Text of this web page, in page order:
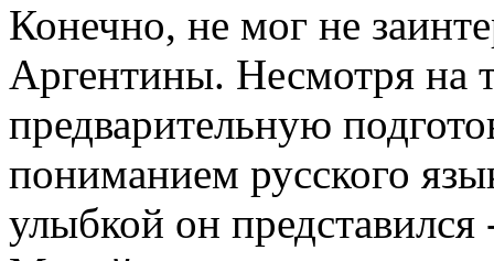
Конечно, не мог не
Аргентины. Несмотря на
предварительную
пониманием русского
улыбкой он